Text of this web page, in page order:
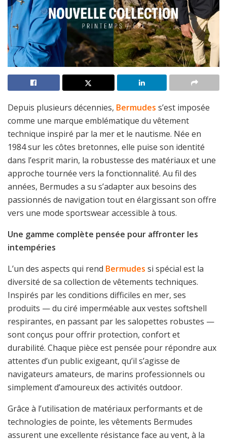
Depuis plusieurs décennies, Bermudes s’est imposée
comme une marque emblématique du vêtement
technique inspiré par la mer et le nautisme. Née en
1984 sur les côtes bretonnes, elle puise son identité
dans l’esprit marin, la robustesse des matériaux et une
approche tournée vers la fonctionnalité. Au fil des
années, Bermudes a su s’adapter aux besoins des
passionnés de navigation tout en élargissant son offre
vers une mode sportswear accessible à tous.
Une gamme complète pensée pour affronter les
intempéries
L’un des aspects qui rend Bermudes si spécial est la
diversité de sa collection de vêtements techniques.
Inspirés par les conditions difficiles en mer, ses
produits — du ciré imperméable aux vestes softshell
respirantes, en passant par les salopettes robustes —
sont conçus pour offrir protection, confort et
durabilité. Chaque pièce est pensée pour répondre aux
attentes d’un public exigeant, qu’il s’agisse de
navigateurs amateurs, de marins professionnels ou
simplement d’amoureux des activités outdoor.
Grâce à l’utilisation de matériaux performants et de
technologies de pointe, les vêtements Bermudes
assurent une excellente résistance face au vent, à la